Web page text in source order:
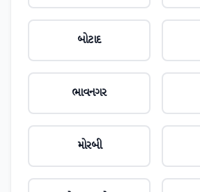
બોટાદ
ભાવનગર
મોરબી